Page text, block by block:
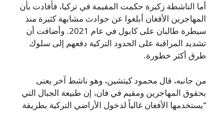
أما الناشطة زكيرة حكمت المقيمة في تركيا، فأفادت بأن
المهاجرين الأفغان أبلغوا عن حوادث مشابهة كثيرة منذ
سيطرة طالبان على كابول في عام 2021. وأضافت أن
تشديد المراقبة على الحدود التركية دفعهم إلى سلوك
طرق أكثر خطورة.
من جانبه، قال محمود كيتشين، وهو ناشط آخر يعنى
بحقوق المهاجرين ومقيم في فان، إن طبيعة الجبال التي
“يستخدمها الأفغان غالباً لدخول الأراضي التركية بطريقة